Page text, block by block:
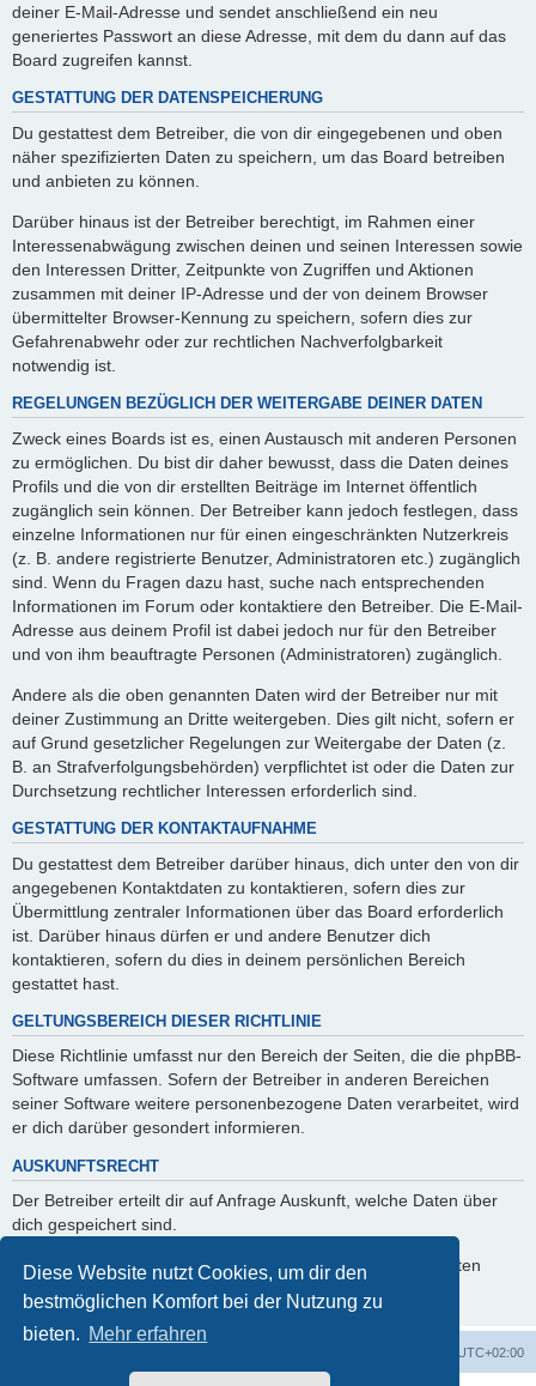
Diese Website nutzt Cookies, um dir den
bestmöglichen Komfort bei der Nutzung zu
bieten. Mehr erfahren
deiner E-Mail-Adresse und sendet anschließend ein neu
generiertes Passwort an diese Adresse, mit dem du dann auf das
Board zugreifen kannst.
GESTATTUNG DER DATENSPEICHERUNG
Du gestattest dem Betreiber, die von dir eingegebenen und oben
näher spezifizierten Daten zu speichern, um das Board betreiben
und anbieten zu können.
Darüber hinaus ist der Betreiber berechtigt, im Rahmen einer
Interessenabwägung zwischen deinen und seinen Interessen sowie
den Interessen Dritter, Zeitpunkte von Zugriffen und Aktionen
zusammen mit deiner IP-Adresse und der von deinem Browser
übermittelter Browser-Kennung zu speichern, sofern dies zur
Gefahrenabwehr oder zur rechtlichen Nachverfolgbarkeit
notwendig ist.
REGELUNGEN BEZÜGLICH DER WEITERGABE DEINER DATEN
Zweck eines Boards ist es, einen Austausch mit anderen Personen
zu ermöglichen. Du bist dir daher bewusst, dass die Daten deines
Profils und die von dir erstellten Beiträge im Internet öffentlich
zugänglich sein können. Der Betreiber kann jedoch festlegen, dass
einzelne Informationen nur für einen eingeschränkten Nutzerkreis
(z. B. andere registrierte Benutzer, Administratoren etc.) zugänglich
sind. Wenn du Fragen dazu hast, suche nach entsprechenden
Informationen im Forum oder kontaktiere den Betreiber. Die E-Mail-
Adresse aus deinem Profil ist dabei jedoch nur für den Betreiber
und von ihm beauftragte Personen (Administratoren) zugänglich.
Andere als die oben genannten Daten wird der Betreiber nur mit
deiner Zustimmung an Dritte weitergeben. Dies gilt nicht, sofern er
auf Grund gesetzlicher Regelungen zur Weitergabe der Daten (z.
B. an Strafverfolgungsbehörden) verpflichtet ist oder die Daten zur
Durchsetzung rechtlicher Interessen erforderlich sind.
GESTATTUNG DER KONTAKTAUFNAHME
Du gestattest dem Betreiber darüber hinaus, dich unter den von dir
angegebenen Kontaktdaten zu kontaktieren, sofern dies zur
Übermittlung zentraler Informationen über das Board erforderlich
ist. Darüber hinaus dürfen er und andere Benutzer dich
kontaktieren, sofern du dies in deinem persönlichen Bereich
gestattet hast.
GELTUNGSBEREICH DIESER RICHTLINIE
Diese Richtlinie umfasst nur den Bereich der Seiten, die die phpBB-
Software umfassen. Sofern der Betreiber in anderen Bereichen
seiner Software weitere personenbezogene Daten verarbeitet, wird
er dich darüber gesondert informieren.
AUSKUNFTSRECHT
Der Betreiber erteilt dir auf Anfrage Auskunft, welche Daten über
dich gespeichert sind.
Du kannst jederzeit die Löschung bzw. Sperrung deiner Daten
verlangen. Kontaktiere hierzu bitte den Betreiber.
UTC+02:00